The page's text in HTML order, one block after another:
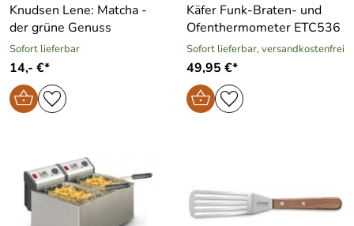
Knudsen Lene: Matcha -
der grüne Genuss
Sofort lieferbar
14,- €*
Käfer Funk-Braten- und
Ofenthermometer ETC536
Sofort lieferbar, versandkostenfrei
49,95 €*